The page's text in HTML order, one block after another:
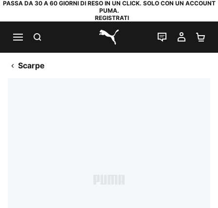
PASSA DA 30 A 60 GIORNI DI RESO IN UN CLICK. SOLO CON UN ACCOUNT
PUMA.
REGISTRATI
PUMA.com
CHAT IL MIO
Scarpe